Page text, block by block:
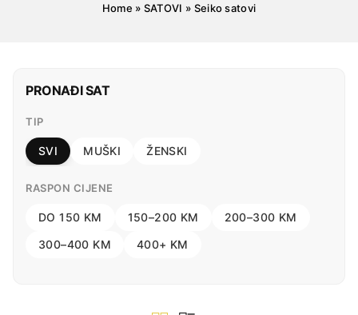
Home » SATOVI » Seiko satovi
PRONAĐI SAT
TIP
SVI MUŠKI ŽENSKI
RASPON CIJENE
DO 150 KM 150–200 KM
200–300 KM
300–400 KM
400+ KM